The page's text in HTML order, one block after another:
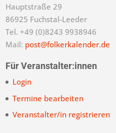
Hauptstraße 29
86925 Fuchstal-Leeder
Tel. +49 (0)8243 9938946
Mail: post@folkerkalender.de
Für Veranstalter:innen
Login
Termine bearbeiten
Veranstalter/in registrieren